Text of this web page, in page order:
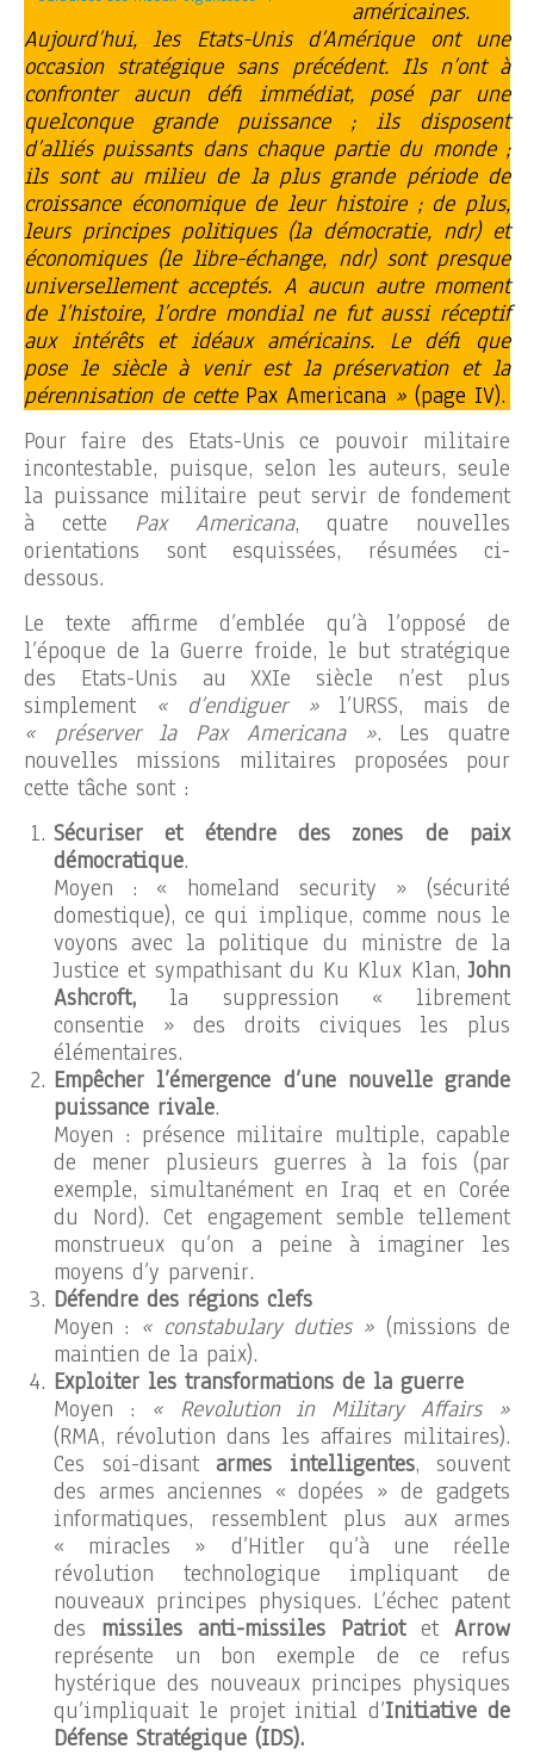
américaines.
Aujourd’hui, les Etats-Unis d’Amérique ont une
occasion stratégique sans précédent. Ils n’ont à
confronter aucun défi immédiat, posé par une
quelconque grande puissance ; ils disposent
d’alliés puissants dans chaque partie du monde ;
ils sont au milieu de la plus grande période de
croissance économique de leur histoire ; de plus,
leurs principes politiques (la démocratie, ndr) et
économiques (le libre-échange, ndr) sont presque
universellement acceptés. A aucun autre moment
de l’histoire, l’ordre mondial ne fut aussi réceptif
aux intérêts et idéaux américains. Le défi que
pose le siècle à venir est la préservation et la
pérennisation de cette Pax Americana » (page IV).
Pour faire des Etats-Unis ce pouvoir militaire
incontestable, puisque, selon les auteurs, seule
la puissance militaire peut servir de fondement
à cette Pax Americana, quatre nouvelles
orientations sont esquissées, résumées ci-
dessous.
Le texte affirme d’emblée qu’à l’opposé de
l’époque de la Guerre froide, le but stratégique
des Etats-Unis au XXIe siècle n’est plus
simplement « d’endiguer »l’URSS, mais de
« préserver la Pax Americana ». Les quatre
nouvelles missions militaires proposées pour
cette tâche sont :
Sécuriser et étendre des zones de paix
démocratique.
Moyen : « homeland security » (sécurité
domestique), ce qui implique, comme nous le
voyons avec la politique du ministre de la
Justice et sympathisant du Ku Klux Klan,John
Ashcroft, la suppression « librement
consentie » des droits civiques les plus
élémentaires.
Empêcher l’émergence d’une nouvelle grande
puissance rivale.
Moyen : présence militaire multiple, capable
de mener plusieurs guerres à la fois (par
exemple, simultanément en Iraq et en Corée
du Nord). Cet engagement semble tellement
monstrueux qu’on a peine à imaginer les
moyens d’y parvenir.
Défendre des régions clefs
Moyen : « constabulary duties » (missions de
maintien de la paix).
Exploiter les transformations de la guerre
Moyen : « Revolution in Military Affairs »
(RMA, révolution dans les affaires militaires).
Ces soi-disant armes intelligentes, souvent
des armes anciennes « dopées » de gadgets
informatiques, ressemblent plus aux armes
« miracles » d’Hitler qu’à une réelle
révolution technologique impliquant de
nouveaux principes physiques. L’échec patent
des missiles anti-missiles Patriotet Arrow
représente un bon exemple de ce refus
hystérique des nouveaux principes physiques
qu’impliquait le projet initial d’Initiative de
Défense Stratégique (IDS).